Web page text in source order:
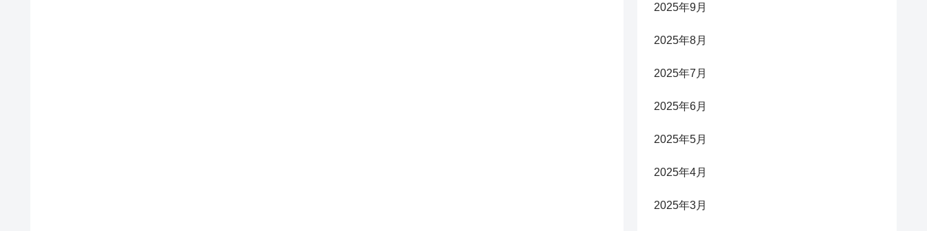
2025年9月
2025年8月
2025年7月
2025年6月
2025年5月
2025年4月
2025年3月